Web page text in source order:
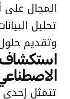
المجال
تحليل
وتقديم
استكشاف
تتمثل إحدى